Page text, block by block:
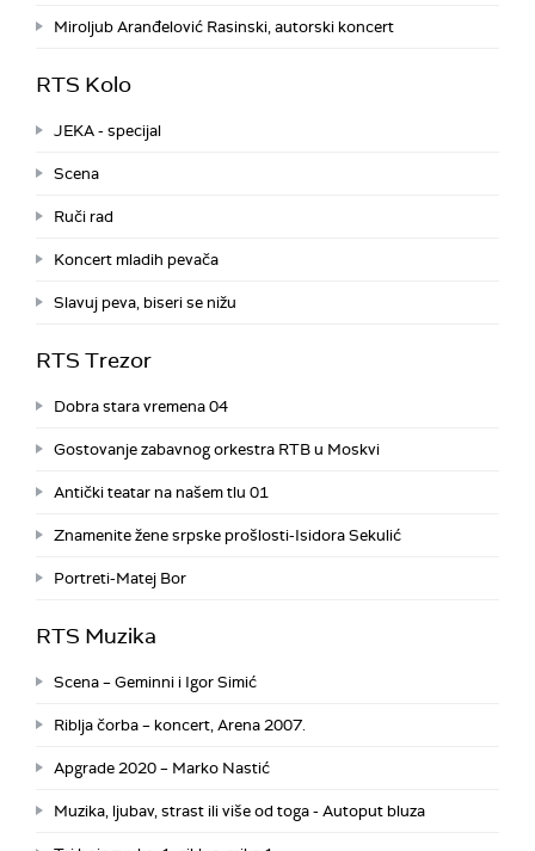
Miroljub Aranđelović Rasinski, autorski koncert
RTS Kolo
JEKA - specijal
Scena
Ruči rad
Koncert mladih pevača
Slavuj peva, biseri se nižu
RTS Trezor
Dobra stara vremena 04
Gostovanje zabavnog orkestra RTB u Moskvi
Antički teatar na našem tlu 01
Znamenite žene srpske prošlosti-Isidora Sekulić
Portreti-Matej Bor
RTS Muzika
Scena – Geminni i Igor Simić
Riblja čorba – koncert, Arena 2007.
Apgrade 2020 – Marko Nastić
Muzika, ljubav, strast ili više od toga - Autoput bluza